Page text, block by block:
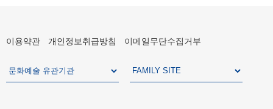
이용약관 개인정보취급방침 이메일무단수집거부